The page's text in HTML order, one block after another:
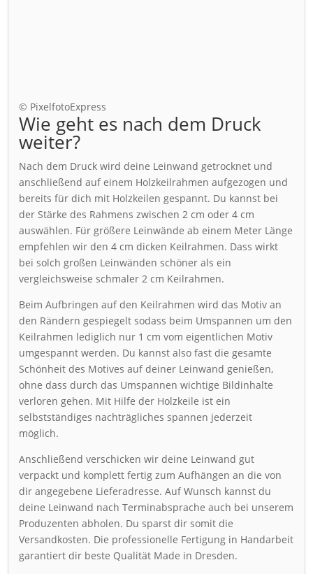
© PixelfotoExpress
Wie geht es nach dem Druck
weiter?
Nach dem Druck wird deine Leinwand getrocknet und
anschließend auf einem Holzkeilrahmen aufgezogen und
bereits für dich mit Holzkeilen gespannt. Du kannst bei
der Stärke des Rahmens zwischen 2 cm oder 4 cm
auswählen. Für größere Leinwände ab einem Meter Länge
empfehlen wir den 4 cm dicken Keilrahmen. Dass wirkt
bei solch großen Leinwänden schöner als ein
vergleichsweise schmaler 2 cm Keilrahmen.
Beim Aufbringen auf den Keilrahmen wird das Motiv an
den Rändern gespiegelt sodass beim Umspannen um den
Keilrahmen lediglich nur 1 cm vom eigentlichen Motiv
umgespannt werden. Du kannst also fast die gesamte
Schönheit des Motives auf deiner Leinwand genießen,
ohne dass durch das Umspannen wichtige Bildinhalte
verloren gehen. Mit Hilfe der Holzkeile ist ein
selbstständiges nachträgliches spannen jederzeit
möglich.
Anschließend verschicken wir deine Leinwand gut
verpackt und komplett fertig zum Aufhängen an die von
dir angegebene Lieferadresse. Auf Wunsch kannst du
deine Leinwand nach Terminabsprache auch bei unserem
Produzenten abholen. Du sparst dir somit die
Versandkosten. Die professionelle Fertigung in Handarbeit
garantiert dir beste Qualität Made in Dresden.